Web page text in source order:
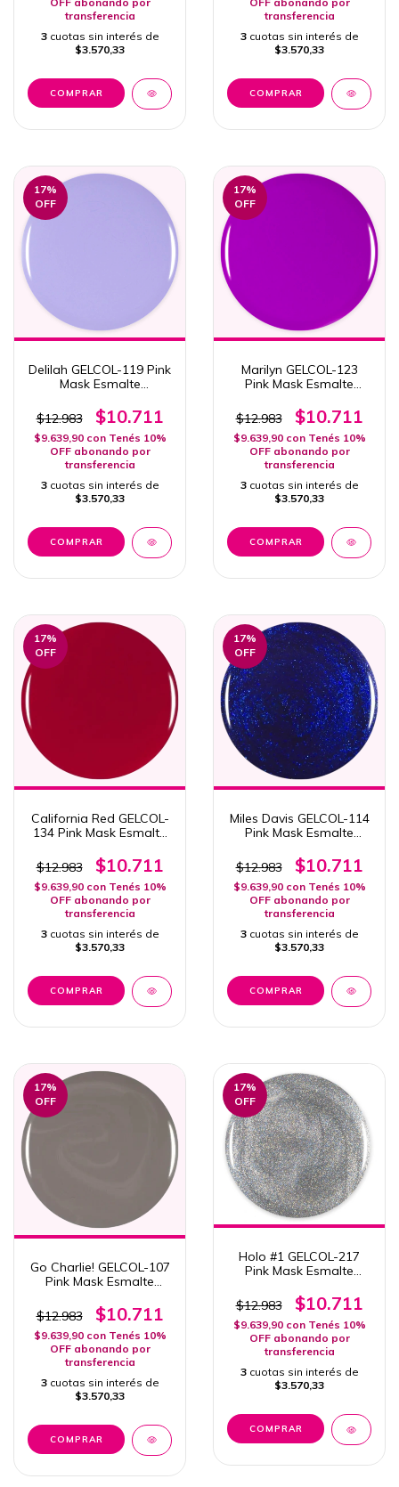
transferencia
3 cuotas sin interés de
$3.570,33
transferencia
3 cuotas sin interés de
$3.570,33
17%
OFF
Delilah GELCOL-119 Pink
Mask Esmalte
$12.983
$10.711
$9.639,90 con Tenés 10%
OFF abonando por
transferencia
3 cuotas sin interés de
$3.570,33
17%
OFF
Marilyn GELCOL-123
Pink Mask Esmalte
$12.983
$10.711
$9.639,90 con Tenés 10%
OFF abonando por
transferencia
3 cuotas sin interés de
$3.570,33
17%
OFF
California Red GELCOL-
134 Pink Mask Esmalte
$12.983
$10.711
$9.639,90 con Tenés 10%
OFF abonando por
transferencia
3 cuotas sin interés de
$3.570,33
17%
OFF
Miles Davis GELCOL-114
Pink Mask Esmalte
$12.983
$10.711
$9.639,90 con Tenés 10%
OFF abonando por
transferencia
3 cuotas sin interés de
$3.570,33
17%
OFF
Go Charlie! GELCOL-107
Pink Mask Esmalte
$12.983
$10.711
$9.639,90 con Tenés 10%
OFF abonando por
transferencia
3 cuotas sin interés de
$3.570,33
17%
OFF
Holo #1 GELCOL-217
Pink Mask Esmalte
Col. Holo
$12.983 $10.711
$9.639,90 con Tenés 10%
OFF abonando por
transferencia
3 cuotas sin interés de
$3.570,33